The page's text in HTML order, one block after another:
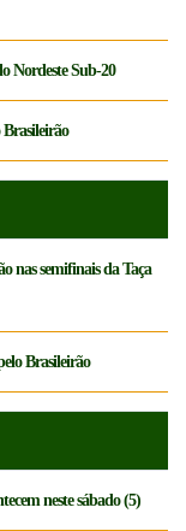
Nordeste Sub-20
Brasileirão
nas semifinais da Taça
Brasileirão
neste sábado (5)